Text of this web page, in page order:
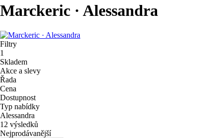
Marckeric · Alessandra
Filtry
1
Skladem
Akce a slevy
Řada
Cena
Dostupnost
Typ nabídky
Alessandra
12 výsledků
Nejprodávanější